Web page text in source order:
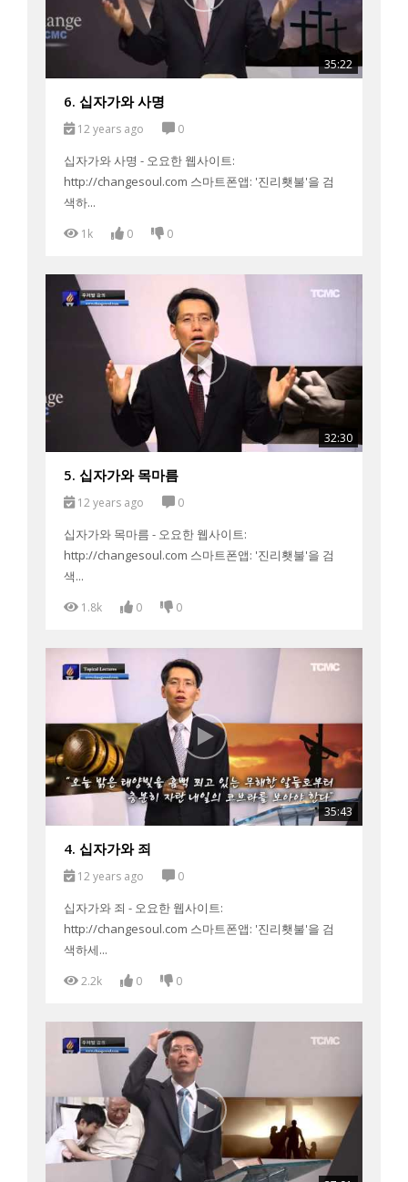
35:22
6. 십자가와 사명
12 years ago 0
십자가와 사명 - 오요한 웹사이트:
http://changesoul.com 스마트폰앱: '진리횃불'을 검
색하...
1k 0 0
32:30
5. 십자가와 목마름
12 years ago 0
십자가와 목마름 - 오요한 웹사이트:
http://changesoul.com 스마트폰앱: '진리횃불'을 검
색...
1.8k 0 0
35:43
4. 십자가와 죄
12 years ago 0
십자가와 죄 - 오요한 웹사이트:
http://changesoul.com 스마트폰앱: '진리횃불'을 검
색하세...
2.2k 0 0